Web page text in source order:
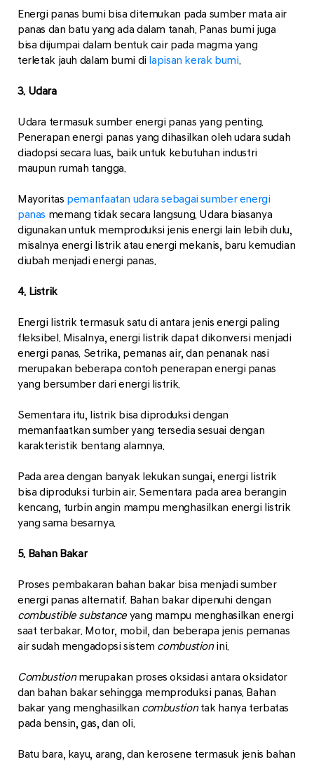
Energi panas bumi bisa ditemukan pada sumber mata air
panas dan batu yang ada dalam tanah. Panas bumi juga
bisa dijumpai dalam bentuk cair pada magma yang
terletak jauh dalam bumi di lapisan kerak bumi
3. Udara
Udara termasuk sumber energi panas yang penting.
Penerapan energi panas yang dihasilkan oleh udara sudah
diadopsi secara luas, baik untuk kebutuhan industri
maupun rumah tangga.
Mayoritas pemanfaatan udara sebagai sumber energi
panas memang tidak secara langsung. Udara biasanya
digunakan untuk memproduksi jenis energi lain lebih dulu,
misalnya energi listrik atau energi mekanis, baru kemudian
diubah menjadi energi panas.
4. Listrik
Energi listrik termasuk satu di antara jenis energi paling
fleksibel. Misalnya, energi listrik dapat dikonversi menjadi
energi panas. Setrika, pemanas air, dan penanak nasi
merupakan beberapa contoh penerapan energi panas
yang bersumber dari energi listrik.
Sementara itu, listrik bisa diproduksi dengan
memanfaatkan sumber yang tersedia sesuai dengan
karakteristik bentang alamnya.
Pada area dengan banyak lekukan sungai, energi listrik
bisa diproduksi turbin air. Sementara pada area berangin
kencang, turbin angin mampu menghasilkan energi listrik
yang sama besarnya.
5. Bahan Bakar
Proses pembakaran bahan bakar bisa menjadi sumber
energi panas alternatif. Bahan bakar dipenuhi dengan
combustible substance yang mampu menghasilkan energi
saat terbakar. Motor, mobil, dan beberapa jenis pemanas
air sudah mengadopsi sistem combustionini.
Combustionmerupakan proses oksidasi antara oksidator
dan bahan bakar sehingga memproduksi panas. Bahan
bakar yang menghasilkan combustiontak hanya terbatas
pada bensin, gas, dan oli.
Batu bara, kayu, arang, dan kerosene termasuk jenis bahan